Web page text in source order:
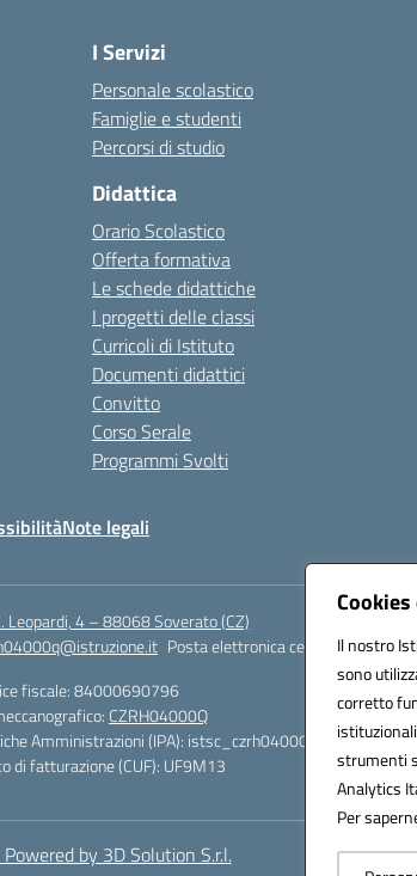
Il nostro
sono
corretto
strumenti
Analytics
Per
I Servizi
Personale scolastico
Famiglie e studenti
Percorsi di studio
Didattica
Orario Scolastico
Offerta formativa
Le schede didattiche
I progetti delle classi
Curricoli di Istituto
Documenti didattici
Convitto
Corso Serale
Programmi Svolti
Note legali
Leopardi, 4 – 88068 Soverato (CZ)
Posta elettronica certificata (PEC):
fiscale: 84000690796
CZRH04000Q
Amministrazioni (IPA): istsc_czrh04000q
di fatturazione (CUF): UF9M13
by 3D Solution S.r.l.